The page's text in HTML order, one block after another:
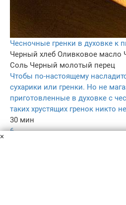
Чесночные гренки в духовке к
Черный хлеб Оливковое масло
Соль Черный молотый перец
Чтобы по-настоящему
сухарики или гренки. Но не
приготовленные в духовке с
таких хрустящих гренок никто
30 мин
6
×